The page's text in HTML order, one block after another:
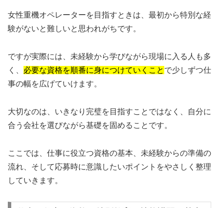
女性重機オペレーターを目指すときは、最初から特別な経
験がないと難しいと思われがちです。
ですが実際には、未経験から学びながら現場に入る人も多
く、 必要な資格を順番に身につけていくこと で少しずつ仕
事の幅を広げていけます。
大切なのは、いきなり完璧を目指すことではなく、自分に
合う会社を選びながら基礎を固めることです。
ここでは、仕事に役立つ資格の基本、未経験からの準備の
流れ、そして応募時に意識したいポイントをやさしく整理
していきます。